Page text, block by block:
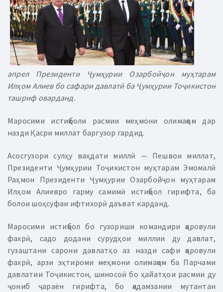
апрел Президенти Ҷумҳурии Озарбойҷон муҳтарам
Илҳом Алиев бо сафари давлатӣ ба Ҷумҳурии Тоҷикистон
ташриф оварданд.
Маросими истиқболи расмии меҳмони олимақом дар
назди Қасри миллат баргузор гардид.
Асосгузори сулҳу ваҳдати миллӣ — Пешвои миллат,
Президенти Ҷумҳурии Тоҷикистон муҳтарам Эмомалӣ
Раҳмон Президенти Ҷумҳурии Озарбойҷон муҳтарам
Илҳом Алиевро гарму самимӣ истиқбол гирифта, ба
болои шоҳсуфаи ифтихорӣ даъват карданд.
Маросими истиқбол бо гузориши командири қаровули
фахрӣ, садо додани сурудҳои миллии ду давлат,
гузаштани сарони давлатҳо аз назди сафи қаровули
фахрӣ, арзи эҳтироми меҳмони олимақом ба Парчами
давлатии Тоҷикистон, шиносоӣ бо ҳайатҳои расмии ду
ҷониб ҷараён гирифта, бо қадамзании мутантан